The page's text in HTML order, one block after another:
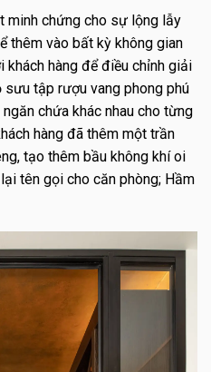
minh chứng cho sự lộng lẫy
thêm vào bất kỳ không gian
khách hàng để điều chỉnh giải
tập rượu vang phong phú
chứa khác nhau cho từng
hàng đã thêm một trần
tạo thêm bầu không khí oi
tên gọi cho căn phòng; Hầm